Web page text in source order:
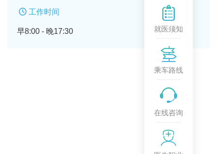
工作时间
早8:00 - 晚17:30 就医须知
乘车路线
在线咨询